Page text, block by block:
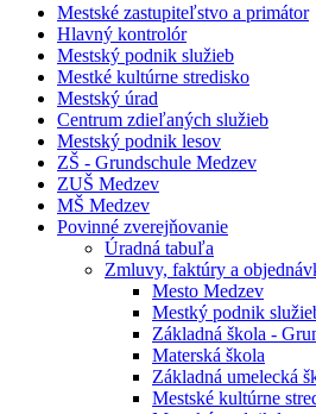
Mestské zastupiteľstvo a primátor
Hlavný kontrolór
Mestský podnik služieb
Mestké kultúrne stredisko
Mestský úrad
Centrum zdieľaných služieb
Mestský podnik lesov
ZŠ - Grundschule Medzev
ZUŠ Medzev
MŠ Medzev
Povinné zverejňovanie
Úradná tabuľa
Zmluvy, faktúry a
Mesto Medzev
Mestký podnik
Základná škola -
Materská škola
Základná umelecká
Mestské kultúrne